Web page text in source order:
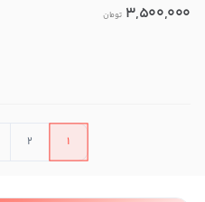
3,500,000 تومان
1
2